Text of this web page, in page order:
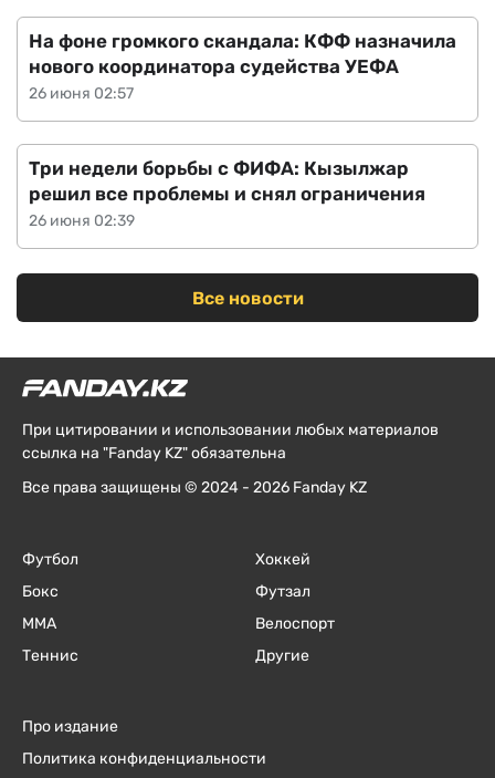
26 июня 02:57
На фоне громкого скандала: КФФ назначила
нового координатора судейства УЕФА
26 июня 02:39
Три недели борьбы с ФИФА: Кызылжар
решил все проблемы и снял ограничения
Все новости
При цитировании и использовании любых материалов
ссылка на "Fanday KZ" обязательна
Все права защищены © 2024 - 2026 Fanday KZ
Футбол
Бокс
ММА
Теннис
Хоккей
Футзал
Велоспорт
Другие
Про издание
Политика конфиденциальности